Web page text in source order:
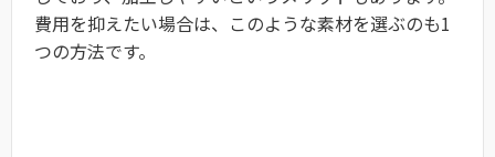
費用を抑えたい場合は、このような素材を選ぶのも1
つの方法です。